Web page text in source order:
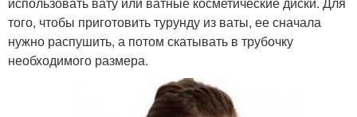
того, чтобы приготовить турунду из ваты, ее сначала
нужно распушить, а потом скатывать в трубочку
необходимого размера.